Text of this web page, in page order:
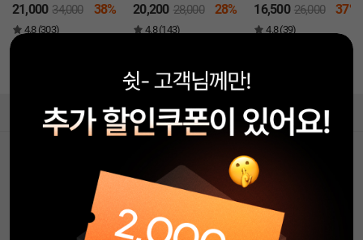
21,000 34,000 38%
4.8 (303)
20,200 28,000 28%
4.8 (143)
16,500 26,000 37%
4.8 (39)
Facebook Instagram Youtube
대표 : 한현옥 사업자 등록번호 : 211-86-22189
통신판매업 신고번호 : 제 2020-서울성동-00339호사업자정보확인
개인정보 담당자 : 이연재 팀장
주소 : 서울 성동구 왕십리로 66 (성수동1가)
상담 챗봇입니다!